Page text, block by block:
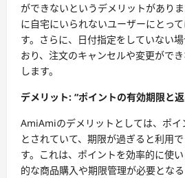
ができないというデメリットがあり
に自宅にいられないユーザーにとっ
す。さらに、日付指定をしていない
おり、注文のキャンセルや変更がで
します。
デメリット: “ポイントの有効期限と
AmiAmiのデメリットとしては、ポイ
とされていて、期限が過ぎると利用
す。これは、ポイントを効率的に使
的な商品購入や期限管理が必要とな